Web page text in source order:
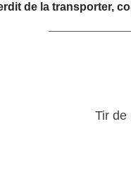
de la transporter,
Tir de